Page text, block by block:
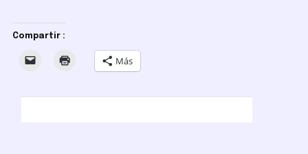
Compartir :
Más